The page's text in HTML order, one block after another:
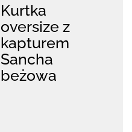
Kurtka
oversize z
kapturem
Sancha
beżowa